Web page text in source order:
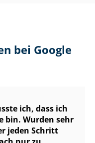
bei Google
ich, dass ich
bin. Wurden sehr
jeden Schritt